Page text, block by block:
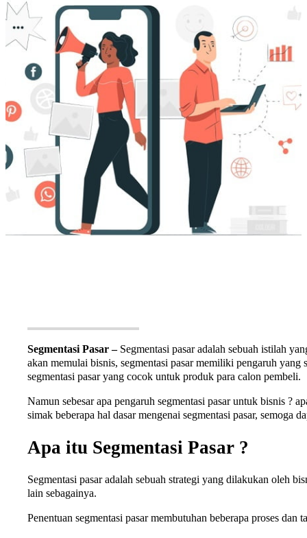
Segmentasi Pasar – Segmentasi pasar adalah sebuah istilah
akan memulai bisnis, segmentasi pasar memiliki pengaruh
segmentasi pasar yang cocok untuk produk para calon pembeli.
Namun sebesar apa pengaruh segmentasi pasar untuk bisnis ?
simak beberapa hal dasar mengenai segmentasi pasar, semoga
Apa itu Segmentasi Pasar ?
Segmentasi pasar adalah sebuah strategi yang dilakukan oleh
lain sebagainya.
Penentuan segmentasi pasar membutuhan beberapa proses